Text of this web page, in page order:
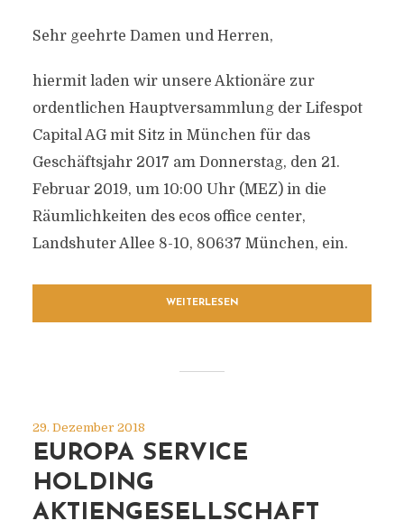
Sehr geehrte Damen und Herren,
hiermit laden wir unsere Aktionäre zur
ordentlichen Hauptversammlung der Lifespot
Capital AG mit Sitz in München für das
Geschäftsjahr 2017 am Donnerstag, den 21.
Februar 2019, um 10:00 Uhr (MEZ) in die
Räumlichkeiten des ecos office center,
Landshuter Allee 8-10, 80637 München, ein.
WEITERLESEN
29. Dezember 2018
EUROPA SERVICE
HOLDING
AKTIENGESELLSCHAFT